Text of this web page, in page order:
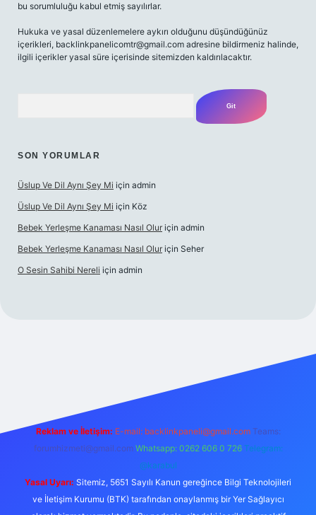
bu sorumluluğu kabul etmiş sayılırlar.
Hukuka ve yasal düzenlemelere aykırı olduğunu düşündüğünüz
içerikleri, backlinkpanelicomtr@gmail.com adresine bildirmeniz halinde,
ilgili içerikler yasal süre içerisinde sitemizden kaldırılacaktır.
SON YORUMLAR
Üslup Ve Dil Aynı Şey Mi için admin
Üslup Ve Dil Aynı Şey Mi için Köz
Bebek Yerleşme Kanaması Nasıl Olur için admin
Bebek Yerleşme Kanaması Nasıl Olur için Seher
O Sesin Sahibi Nereli için admin
Reklam ve İletişim: E-mail: backlinkpaneli@gmail.com Teams:
forumhizmeti@gmail.com Whatsapp: 0262 606 0 726 Telegram:
@karabul
Yasal Uyarı: Sitemiz, 5651 Sayılı Kanun gereğince Bilgi Teknolojileri
ve İletişim Kurumu (BTK) tarafından onaylanmış bir Yer Sağlayıcı